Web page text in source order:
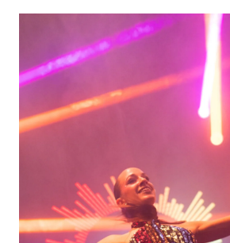
KULTURA & ZABAVA